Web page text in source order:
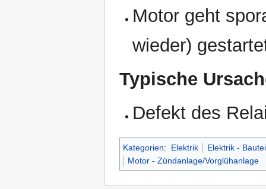
Motor geht
wieder)
Typische
Defekt des
Kategorien: Elektrik
Elektrik -
Motor - Zündanlage/Vorglühanlage